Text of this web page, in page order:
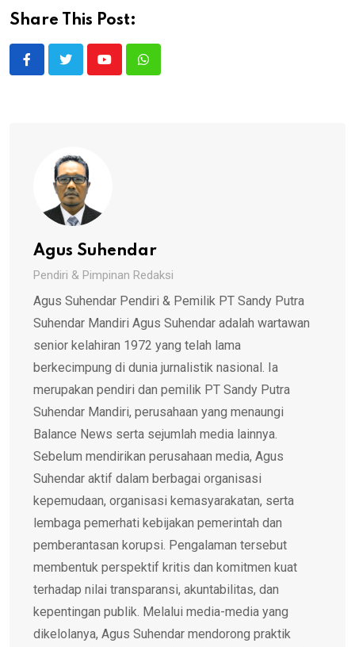
Share This Post:
YoutubeWhatsapp
Agus Suhendar
Pendiri & Pimpinan Redaksi
Agus Suhendar Pendiri & Pemilik PT Sandy Putra
Suhendar Mandiri Agus Suhendar adalah wartawan
senior kelahiran 1972 yang telah lama
berkecimpung di dunia jurnalistik nasional. Ia
merupakan pendiri dan pemilik PT Sandy Putra
Suhendar Mandiri, perusahaan yang menaungi
Balance News serta sejumlah media lainnya.
Sebelum mendirikan perusahaan media, Agus
Suhendar aktif dalam berbagai organisasi
kepemudaan, organisasi kemasyarakatan, serta
lembaga pemerhati kebijakan pemerintah dan
pemberantasan korupsi. Pengalaman tersebut
membentuk perspektif kritis dan komitmen kuat
terhadap nilai transparansi, akuntabilitas, dan
kepentingan publik. Melalui media-media yang
dikelolanya, Agus Suhendar mendorong praktik